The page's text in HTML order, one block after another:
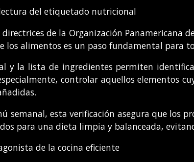
del etiquetado nutricional
directrices de la Organización Panamericana
los alimentos es un paso fundamental para
y la lista de ingredientes permiten
controlar aquellos elementos
semanal, esta verificación asegura que los
para una dieta limpia y balanceada,
de la cocina eficiente